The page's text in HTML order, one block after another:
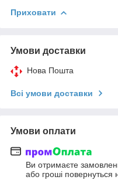
Приховати
Умови доставки
Нова Пошта
Всі умови доставки
Умови оплати
Ви отримаєте
або гроші повернуться